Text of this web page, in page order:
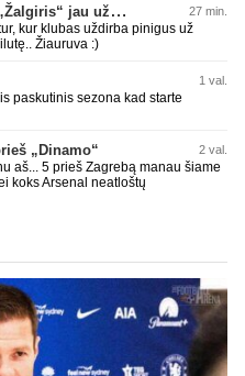
A. Tapinas atskleidė, kiek tiksliai „Žalgiris“ jau uždirbo iš UEFA premijų 27 min.
kur klubas uždirba pinigus už
Žiauruva :)
1 val.
paskutinis sezona kad starte
„Dinamo“ 2 val.
aš... 5 prieš Zagrebą manau šiame
koks Arsenal neatloštų